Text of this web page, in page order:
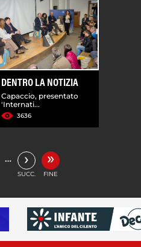
DENTRO LA NOTIZIA
Capaccio, presentato
'Internati...
3636
… ›
SUCC.
»
FINE